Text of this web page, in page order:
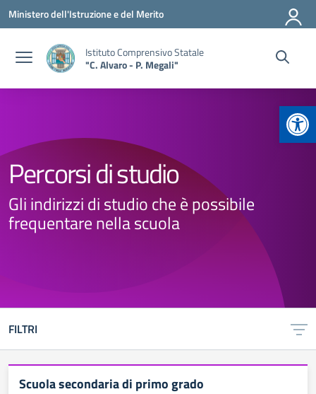
Vai ai contenuti
Vai al menu di navigazione
Vai al footer
Ministero dell'Istruzione e del Merito
Istituto Comprensivo Statale
"C. Alvaro - P. Megali"
Percorsi di studio
Gli indirizzi di studio che è possibile
frequentare nella scuola
FILTRI
Scuola secondaria di primo grado